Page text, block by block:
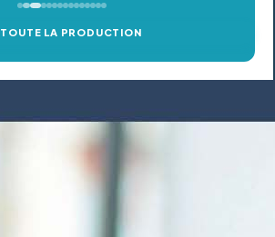
TOUTE LA PRODUCTION